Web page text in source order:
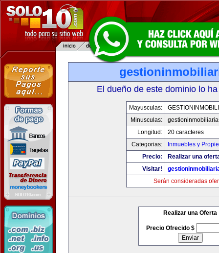
El dueño de este dominio lo
Mayusculas:
Minusculas:
Longitud:
20 caracteres
Categorias:
Inmuebles y
Precio:
Realizar una
Visitar!
Serán consideradas
Realizar una Oferta
Precio Ofrecido $